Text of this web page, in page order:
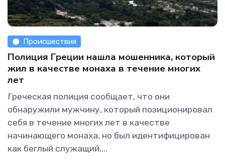
Происшествия
Полиция Греции нашла мошенника, который
жил в качестве монаха в течение многих
лет
Греческая полиция сообщает, что они
обнаружили мужчину, который позиционировал
себя в течение многих лет в качестве
начинающего монаха, но был идентифицирован
как беглый служащий,...